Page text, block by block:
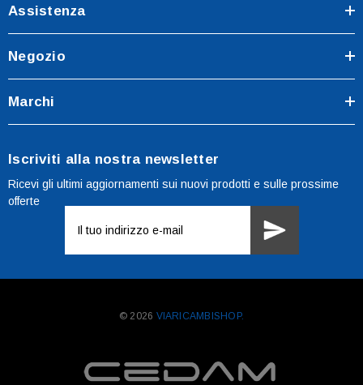
Assistenza
Negozio
Marchi
Iscriviti alla nostra newsletter
Ricevi gli ultimi aggiornamenti sui nuovi prodotti e sulle prossime
offerte
mail
© 2026 VIARICAMBISHOP.